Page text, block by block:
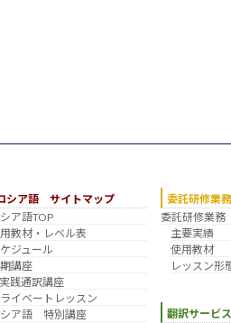
シア語 サイトマップ
ア語TOP
教材・レベル表
ジュール
講座
実践通訳講座
イベートレッスン
ア語 特別講座
委託研修業
委託研修業務
主要実績
使用教材
レッスン形
翻訳サービ